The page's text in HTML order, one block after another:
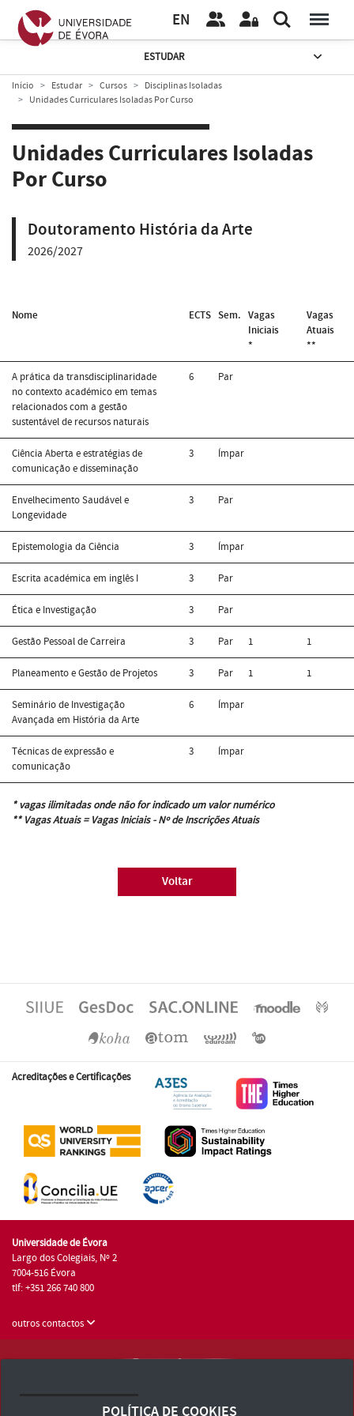
EN
ESTUDAR
Início Estudar Cursos
Disciplinas Isoladas
Unidades Curriculares Isoladas Por Curso
Unidades Curriculares Isoladas
Por Curso
Doutoramento História da Arte
2026/2027
Nome ECTS Sem. Vagas
Iniciais
*
Vagas
Atuais
**
A prática da transdisciplinaridade
no contexto académico em temas
relacionados com a gestão
sustentável de recursos naturais
6 Par
Ciência Aberta e estratégias de
comunicação e disseminação
3 Ímpar
Envelhecimento Saudável e
Longevidade
3 Par
Epistemologia da Ciência 3 Ímpar
Escrita académica em inglês I 3 Par
Ética e Investigação 3 Par
Gestão Pessoal de Carreira 3 Par 1 1
Planeamento e Gestão de Projetos 3 Par 1 1
Seminário de Investigação
Avançada em História da Arte
6 Ímpar
Técnicas de expressão e
comunicação
3 Ímpar
* vagas ilimitadas onde não for indicado um valor numérico
** Vagas Atuais = Vagas Iniciais - Nº de Inscrições Atuais
Voltar
Acreditações e Certificações
Universidade de Évora
Largo dos Colegiais, Nº 2
7004-516 Évora
tlf: +351 266 740 800
outros contactos
Consulte os Termos e Condições e Política de Privacidade
POLÍTICA DE COOKIES